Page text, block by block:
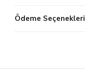
Ödeme Seçenekleri